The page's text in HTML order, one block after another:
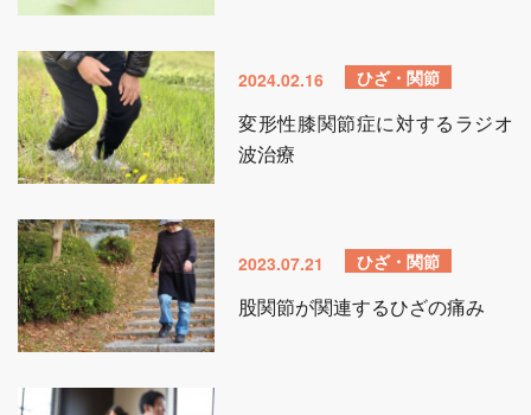
2024.02.16 ひざ・関節
変形性膝関節症に対するラジオ
波治療
2023.07.21 ひざ・関節
股関節が関連するひざの痛み